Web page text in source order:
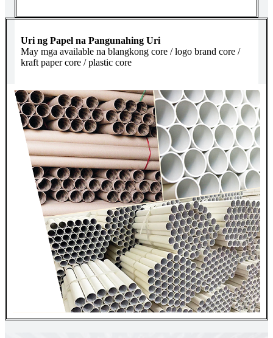
Uri ng Papel na Pangunahing Uri
May mga available na blangkong core / logo brand core /
kraft paper core / plastic core